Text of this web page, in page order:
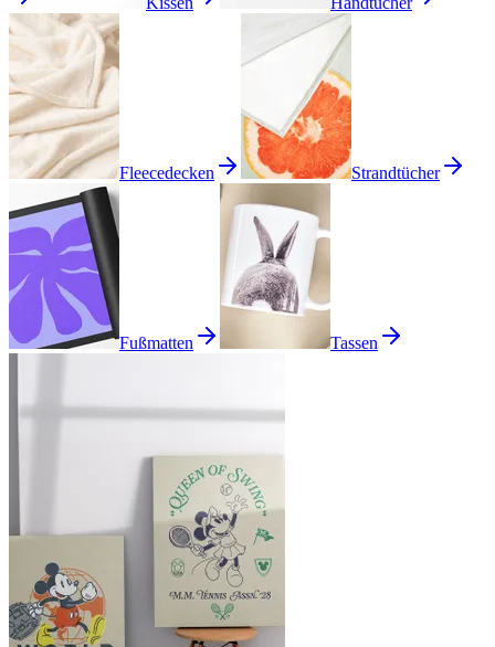
Fleecedecken Strandtücher
Fußmatten Tassen